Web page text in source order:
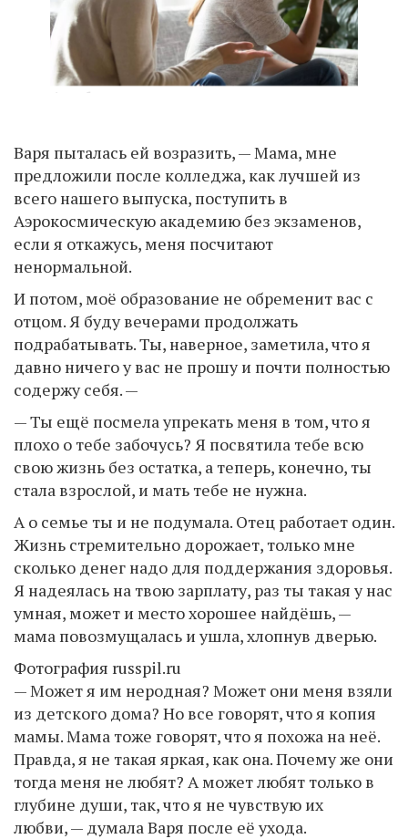
Варя пыталась ей возразить, — Мама, мне
предложили после колледжа, как лучшей из
всего нашего выпуска, поступить в
Аэрокосмическую академию без экзаменов,
если я откажусь, меня посчитают
ненормальной.
И потом, моё образование не обременит вас с
отцом. Я буду вечерами продолжать
подрабатывать. Ты, наверное, заметила, что я
давно ничего у вас не прошу и почти полностью
содержу себя. —
— Ты ещё посмела упрекать меня в том, что я
плохо о тебе забочусь? Я посвятила тебе всю
свою жизнь без остатка, а теперь, конечно, ты
стала взрослой, и мать тебе не нужна.
А о семье ты и не подумала. Отец работает один.
Жизнь стремительно дорожает, только мне
сколько денег надо для поддержания здоровья.
Я надеялась на твою зарплату, раз ты такая у нас
умная, может и место хорошее найдёшь, —
мама повозмущалась и ушла, хлопнув дверью.
Фотография russpil.ru
— Может я им неродная? Может они меня взяли
из детского дома? Но все говорят, что я копия
мамы. Мама тоже говорят, что я похожа на неё.
Правда, я не такая яркая, как она. Почему же они
тогда меня не любят? А может любят только в
глубине души, так, что я не чувствую их
любви, — думала Варя после её ухода.